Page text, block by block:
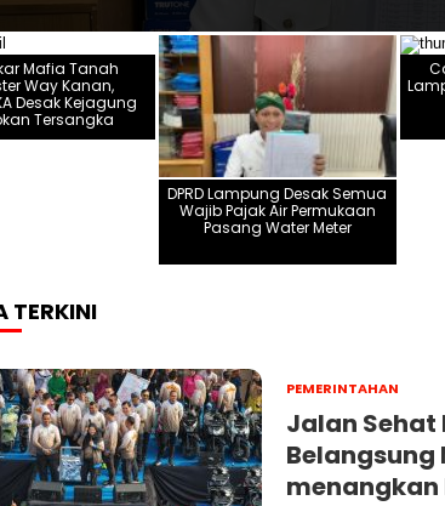
Mafia Tanah
Way Kanan,
Desak Kejagung
Tersangka
DPRD Lampung Desak Semua
Wajib Pajak Air Permukaan
Pasang Water Meter
TERKINI
PEMERINTAHAN
Jalan Sehat
Belangsung
menangkan